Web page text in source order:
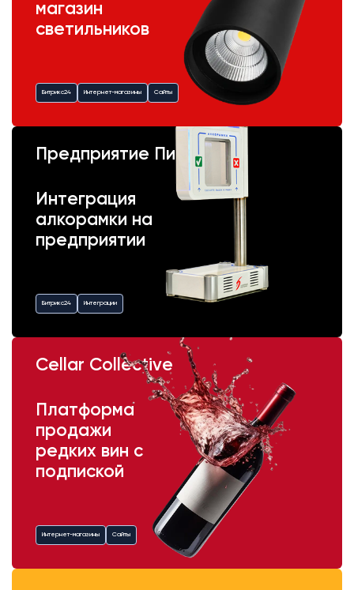
магазин
светильников
Битрикс24 Интернет-магазины Сайты
Предприятие Пик
Интеграция
алкорамки на
предприятии
Битрикс24 Интеграции
Cellar Collective
Платформа
продажи
редких вин с
подпиской
Интернет-магазины Сайты